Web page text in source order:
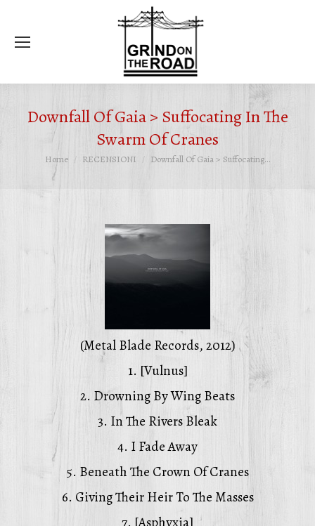
Downfall Of Gaia > Suffocating In The
Swarm Of Cranes
Tu sei qui:
Home RECENSIONI Downfall Of Gaia > Suffocating…
(Metal Blade Records, 2012)
1. [Vulnus]
2. Drowning By Wing Beats
3. In The Rivers Bleak
4. I Fade Away
5. Beneath The Crown Of Cranes
6. Giving Their Heir To The Masses